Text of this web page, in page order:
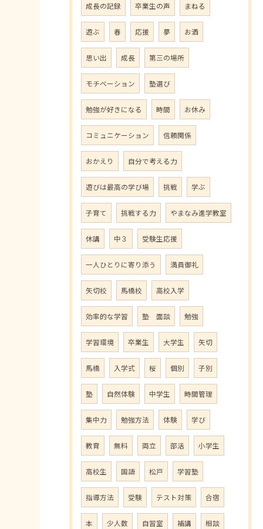
成長の記録 卒業生の声 まねる
遊ぶ 春 応援 夢 お酒
思い出 成長 第三の場所
モチベーション 塾選び
勉強が好きになる 時間 お休み
コミュニケーション 信頼関係
おかえり 自分で考える力
遊びは最高の学び場 挑戦 学ぶ
子育て 挑戦する力 やまなみ進学教室
休講 中３ 受験生応援
一人ひとりに寄り添う 満員御礼
矢切校 馬橋校 高校入学
効率的な学習 塾 面談 勉強
学習環境 卒業生 大学生 矢切
馬橋 入学式 桜 個別 子別
塾 自然体験 中学生 時間管理
集中力 勉強方法 体験 学び
教育 無料 両立 部活 小学生
高校生 国語 松戸 学習塾
指導方法 受験 テスト対策 合宿
本 少人数 自習室 補講 相談